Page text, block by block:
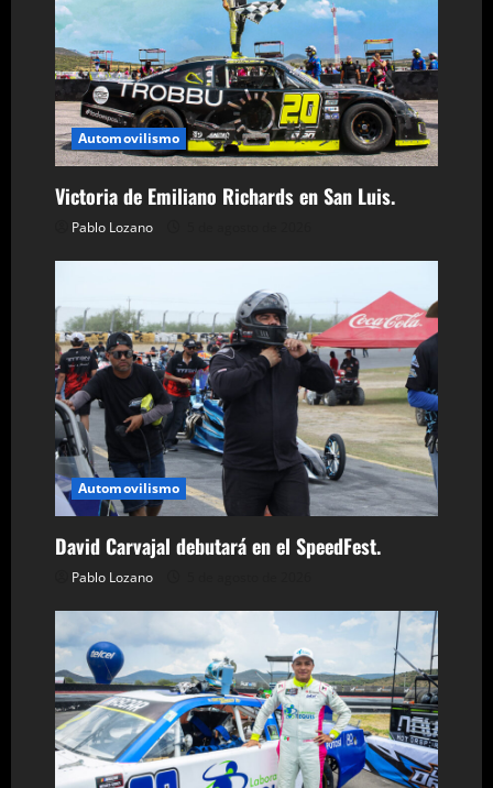
i
ó
n
d
e
t
r
a
d
a
s
Automovilismo
Victoria de Emiliano Richards en San Luis.
Pablo Lozano
Automovilismo
David Carvajal debutará en el SpeedFest.
Pablo Lozano